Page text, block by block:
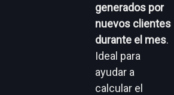
generados por
nuevos clientes
durante el mes.
Ideal para
ayudar a
calcular el